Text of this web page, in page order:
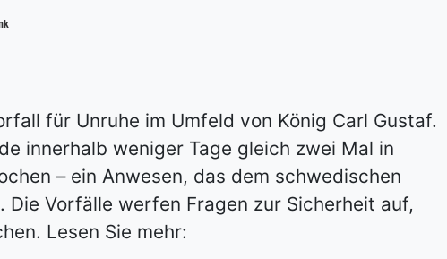
für Unruhe im Umfeld von König Carl Gustaf.
innerhalb weniger Tage gleich zwei Mal in
– ein Anwesen, das dem schwedischen
Vorfälle werfen Fragen zur Sicherheit auf,
Lesen Sie mehr: